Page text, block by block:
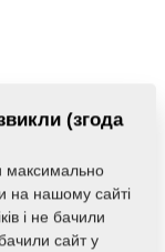
(згода
максимально
на нашому сайті
і не бачили
сайт у